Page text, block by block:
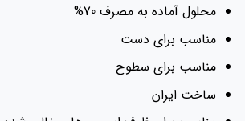
محلول آماده به مصرف 70%
مناسب برای دست
مناسب برای سطوح
ساخت ایران